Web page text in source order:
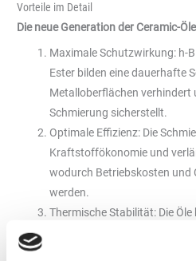
Vorteile im Detail
Die neue Generation der Ceramic-
Maximale Schutzwirkung: h-
Ester bilden eine dauerhafte
Metalloberflächen verhindert
Schmierung sicherstellt.
Optimale Effizienz: Die
Kraftstoffökonomie und
wodurch Betriebskosten und
werden.
Thermische Stabilität: Die
Temperaturen stabil und